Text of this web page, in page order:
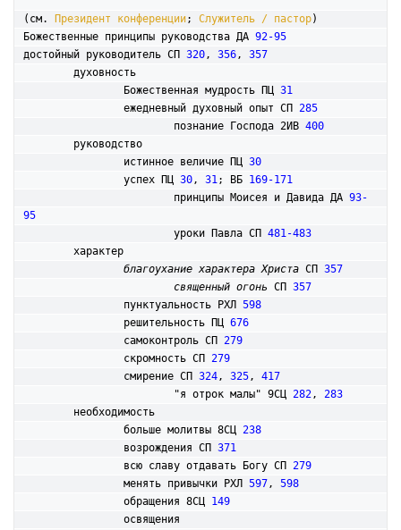
(см. Президент конференции; Служитель / пастор)
Божественные принципы руководства ДА 92-95
достойный руководитель СП 320, 356, 357
		Божественная мудрость ПЦ
31
		ежедневный духовный опыт СП
285
            		познание Господа 2ИВ
400
		истинное величие ПЦ
30
		успех ПЦ
30, 31; ВБ 169-171
			принципы Моисея и Давида ДА
93-
95
			уроки Павла СП
481-483
благоухание характера Христа СП 357
священный огонь СП 357
		пунктуальность РХЛ
598
		решительность ПЦ
676
		самоконтроль СП
279
		скромность СП
279
		смирение СП
324, 325, 417
			"я отрок малы" 9СЦ
282, 283
		больше молитвы 8СЦ
238
		возрождения СП
371
		всю славу отдавать Богу СП
279
		менять привычки РХЛ
597, 598
		обращения 8СЦ
149